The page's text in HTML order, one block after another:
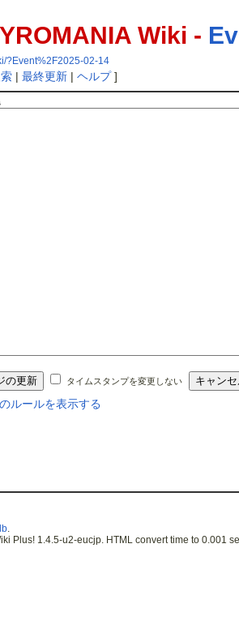
Wiki -
?Event%2F2025-02-14
| 最終更新| ヘルプ]
タイムスタンプを変更しない
ルールを表示する
.
Plus! 1.4.5-u2-eucjp. HTML convert time to 0.001